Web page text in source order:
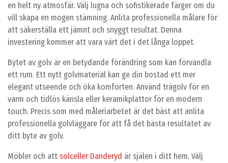
en helt ny atmosfär. Välj lugna och sofistikerade färger om du
vill skapa en mogen stämning. Anlita professionella målare för
att säkerställa ett jämnt och snyggt resultat. Denna
investering kommer att vara värt det i det långa loppet.
Bytet av golv är en betydande förändring som kan förvandla
ett rum. Ett nytt golvmaterial kan ge din bostad ett mer
elegant utseende och öka komforten. Använd trägolv för en
varm och tidlös känsla eller keramikplattor för en modern
touch. Precis som med måleriarbetet är det bäst att anlita
professionella golvläggare för att få det bästa resultatet av
ditt byte av golv.
Möbler och att solceller Danderyd är själen i ditt hem. Välj